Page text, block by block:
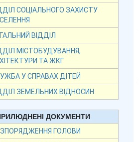
СОЦІАЛЬНОГО ЗАХИСТУ
ВІДДІЛ
МІСТОБУДУВАННЯ,
ТА ЖКГ
У СПРАВАХ ДІТЕЙ
ЗЕМЕЛЬНИХ ВІДНОСИН
ДОКУМЕНТИ
ГОЛОВИ